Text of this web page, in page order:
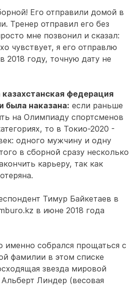
Его отправили домой в
Тренер отправил его без
мне позвонил и сказал:
чувствует, я его отправлю
2018 году, точную дату не
казахстанская федерация
была наказана: если раньше
на Олимпиаду спортсменов
то в Токио-2020 -
одного мужчину и одну
в сборной сразу несколько
карьеру, так как
Тимур Байкетаев в
в июне 2018 года
именно собрался прощаться с
фамилии в этом списке
звезда мировой
Линдер (весовая